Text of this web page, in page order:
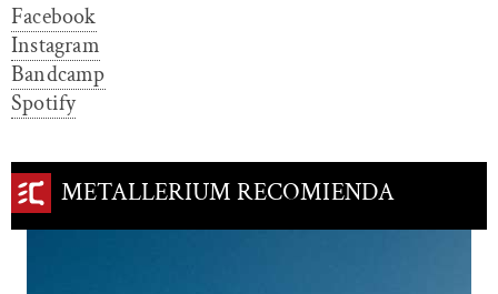
Facebook
Instagram
Bandcamp
Spotify
METALLERIUM RECOMIENDA